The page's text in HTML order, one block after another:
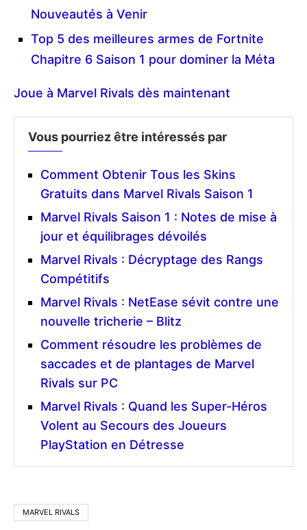
Nouveautés à Venir
Top 5 des meilleures armes de Fortnite
Chapitre 6 Saison 1 pour dominer la Méta
Joue à Marvel Rivals dès maintenant
Vous pourriez être intéressés par
Comment Obtenir Tous les Skins
Gratuits dans Marvel Rivals Saison 1
Marvel Rivals Saison 1 : Notes de mise à
jour et équilibrages dévoilés
Marvel Rivals : Décryptage des Rangs
Compétitifs
Marvel Rivals : NetEase sévit contre une
nouvelle tricherie – Blitz
Comment résoudre les problèmes de
saccades et de plantages de Marvel
Rivals sur PC
Marvel Rivals : Quand les Super-Héros
Volent au Secours des Joueurs
PlayStation en Détresse
MARVEL RIVALS